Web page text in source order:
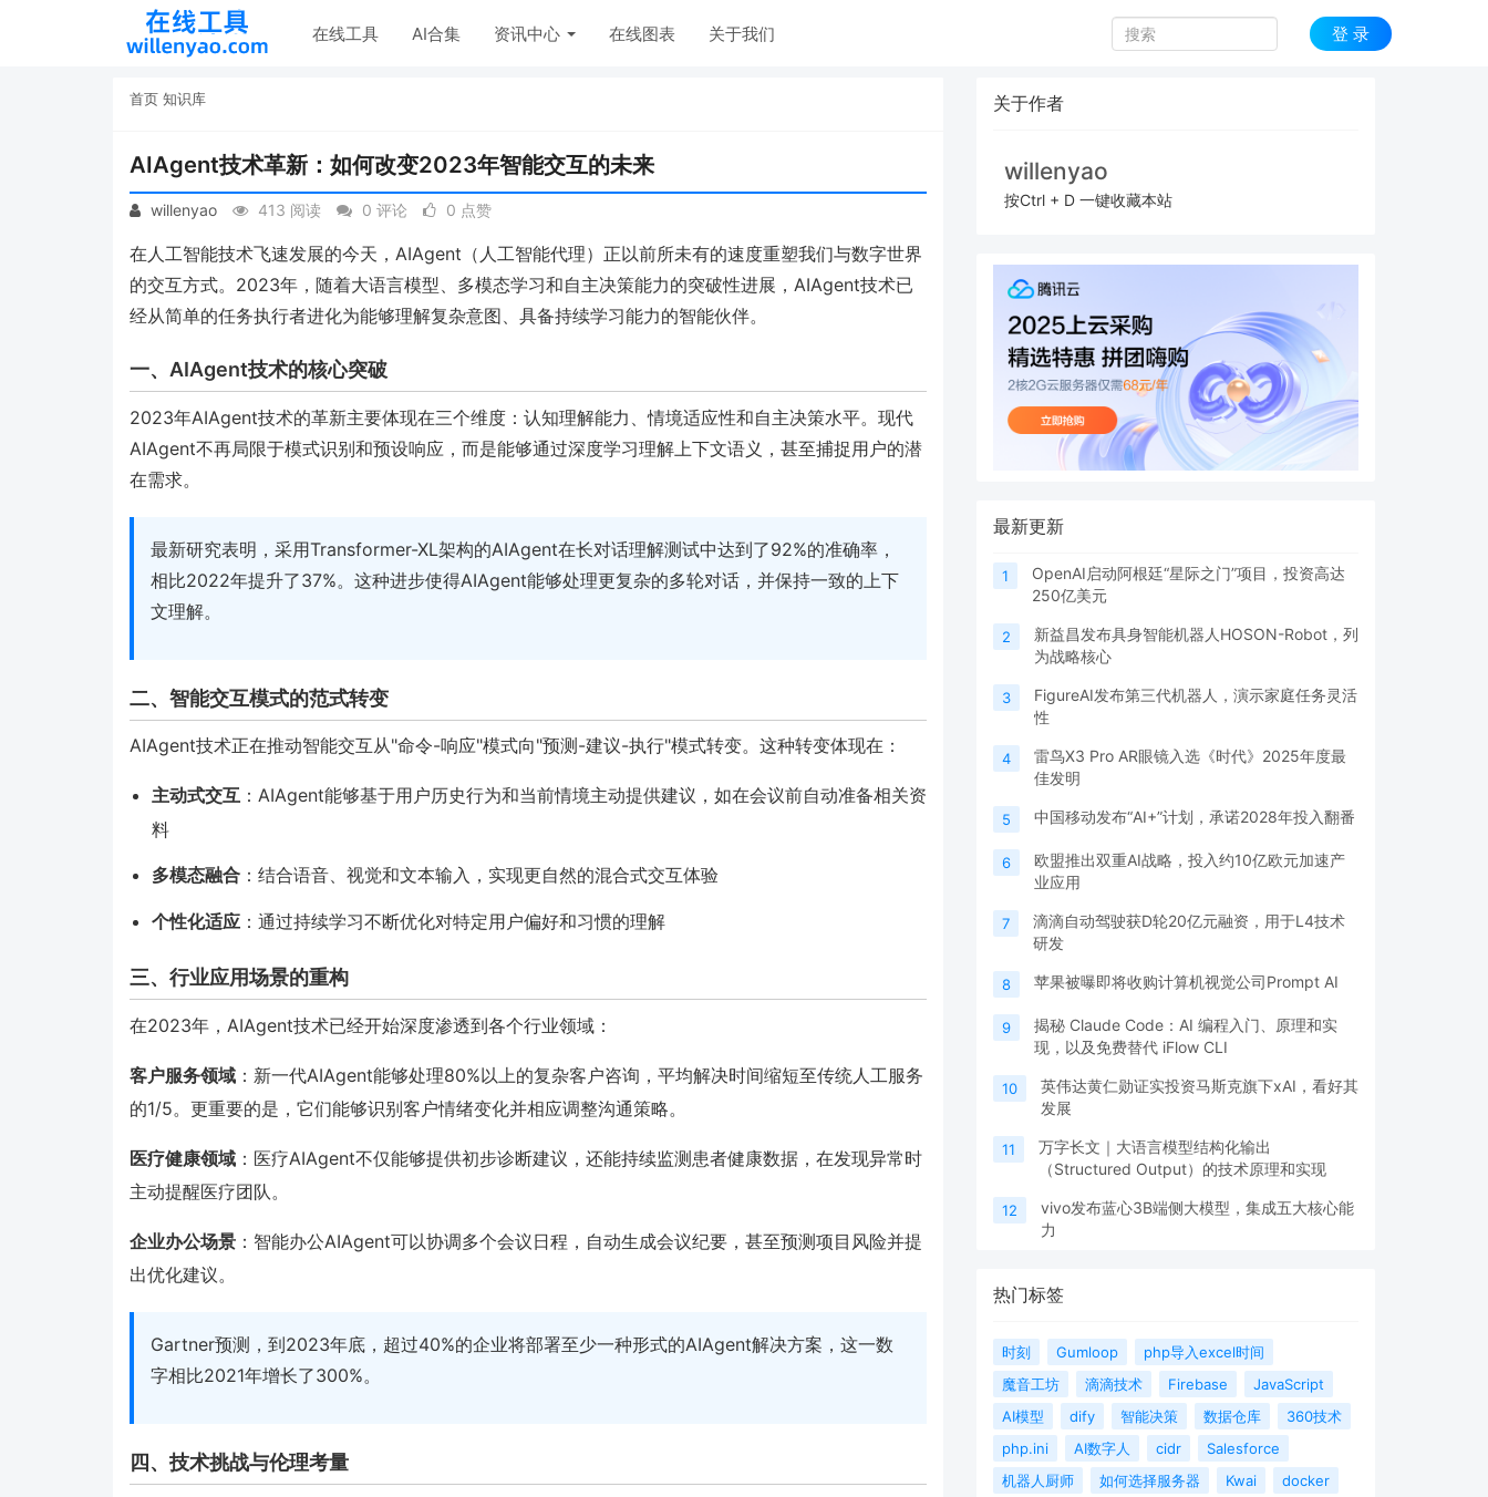
登 录
在线工具 AI合集 资讯中心 在线图表 关于我们
首页 知识库
AIAgent技术革新：如何改变2023年智能交互的未来
willenyao 413 阅读 0 评论 0 点赞
在人工智能技术飞速发展的今天，AIAgent（人工智能代理）正以前所未有的速度重塑我们与数字世界
的交互方式。2023年，随着大语言模型、多模态学习和自主决策能力的突破性进展，AIAgent技术已
经从简单的任务执行者进化为能够理解复杂意图、具备持续学习能力的智能伙伴。
一、AIAgent技术的核心突破
2023年AIAgent技术的革新主要体现在三个维度：认知理解能力、情境适应性和自主决策水平。现代
AIAgent不再局限于模式识别和预设响应，而是能够通过深度学习理解上下文语义，甚至捕捉用户的潜
在需求。
最新研究表明，采用Transformer-XL架构的AIAgent在长对话理解测试中达到了92%的准确率，
相比2022年提升了37%。这种进步使得AIAgent能够处理更复杂的多轮对话，并保持一致的上下
文理解。
二、智能交互模式的范式转变
AIAgent技术正在推动智能交互从"命令-响应"模式向"预测-建议-执行"模式转变。这种转变体现在：
主动式交互 ：AIAgent能够基于用户历史行为和当前情境主动提供建议，如在会议前自动准备相关资
料
多模态融合 ：结合语音、视觉和文本输入，实现更自然的混合式交互体验
个性化适应 ：通过持续学习不断优化对特定用户偏好和习惯的理解
三、行业应用场景的重构
在2023年，AIAgent技术已经开始深度渗透到各个行业领域：
客户服务领域 ：新一代AIAgent能够处理80%以上的复杂客户咨询，平均解决时间缩短至传统人工服务
的1/5。更重要的是，它们能够识别客户情绪变化并相应调整沟通策略。
医疗健康领域 ：医疗AIAgent不仅能够提供初步诊断建议，还能持续监测患者健康数据，在发现异常时
主动提醒医疗团队。
企业办公场景 ：智能办公AIAgent可以协调多个会议日程，自动生成会议纪要，甚至预测项目风险并提
出优化建议。
Gartner预测，到2023年底，超过40%的企业将部署至少一种形式的AIAgent解决方案，这一数
字相比2021年增长了300%。
四、技术挑战与伦理考量
关于作者
willenyao
按Ctrl + D 一键收藏本站
最新更新
1
OpenAI启动阿根廷“星际之门”项目，投资高达
250亿美元
2
新益昌发布具身智能机器人HOSON-Robot，列
为战略核心
3
FigureAI发布第三代机器人，演示家庭任务灵活
性
4
雷鸟X3 Pro AR眼镜入选《时代》2025年度最
佳发明
5 中国移动发布“AI+”计划，承诺2028年投入翻番
6
欧盟推出双重AI战略，投入约10亿欧元加速产
业应用
7
滴滴自动驾驶获D轮20亿元融资，用于L4技术
研发
8 苹果被曝即将收购计算机视觉公司Prompt AI
9
揭秘 Claude Code：AI 编程入门、原理和实
现，以及免费替代 iFlow CLI
10
英伟达黄仁勋证实投资马斯克旗下xAI，看好其
发展
11
万字长文｜大语言模型结构化输出
（Structured Output）的技术原理和实现
12
vivo发布蓝心3B端侧大模型，集成五大核心能
力
热门标签
时刻 Gumloop
php导入excel时间
魔音工坊
滴滴技术 Firebase
JavaScript
AI模型
dify 智能决策 数据仓库
360技术
php.ini
AI数字人 cidr
Salesforce
机器人厨师
如何选择服务器 Kwai
docker